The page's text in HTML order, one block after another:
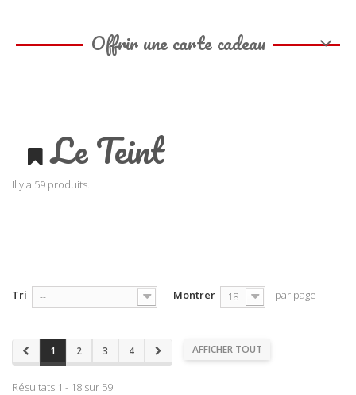
Offrir une carte cadeau
Le Teint
Il y a 59 produits.
Tri -- Montrer 18 par page
AFFICHER TOUT
1 2 3 4
Résultats 1 - 18 sur 59.